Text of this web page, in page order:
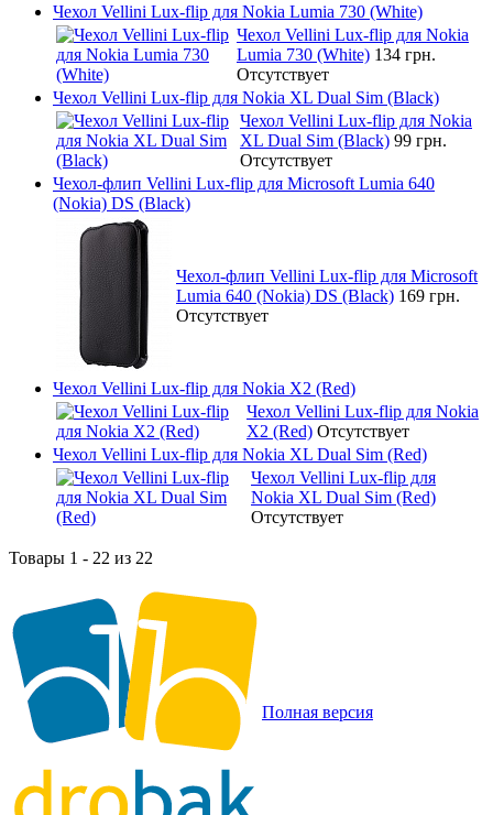
Чехол Vellini Lux-flip для Nokia Lumia 730 (White)
Чехол Vellini Lux-flip для Nokia
Lumia 730 (White) 134 грн.
Отсутствует
Чехол Vellini Lux-flip для Nokia XL Dual Sim (Black)
Чехол Vellini Lux-flip для Nokia
XL Dual Sim (Black) 99 грн.
Отсутствует
Чехол-флип Vellini Lux-flip для Microsoft Lumia 640
(Nokia) DS (Black)
Чехол-флип Vellini Lux-flip для Microsoft
Lumia 640 (Nokia) DS (Black) 169 грн.
Отсутствует
Чехол Vellini Lux-flip для Nokia X2 (Red)
Чехол Vellini Lux-flip для Nokia
X2 (Red) Отсутствует
Чехол Vellini Lux-flip для Nokia XL Dual Sim (Red)
Чехол Vellini Lux-flip для
Nokia XL Dual Sim (Red)
Отсутствует
Товары 1 - 22 из 22
Полная версия